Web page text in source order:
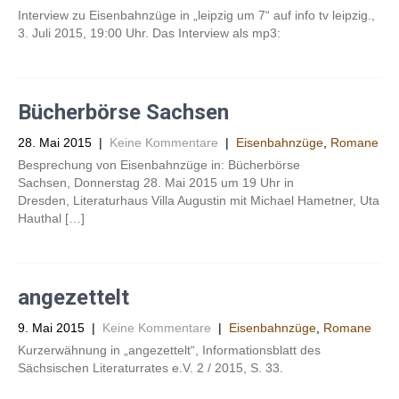
Interview zu Eisenbahnzüge in „leipzig um 7“ auf info tv leipzig.,
3. Juli 2015, 19:00 Uhr. Das Interview als mp3:
Bücherbörse Sachsen
28. Mai 2015 | Keine Kommentare | Eisenbahnzüge Romane
Besprechung von Eisenbahnzüge in: Bücherbörse
Sachsen, Donnerstag 28. Mai 2015 um 19 Uhr in
Dresden, Literaturhaus Villa Augustin mit Michael Hametner, Uta
Hauthal […]
angezettelt
9. Mai 2015 | Keine Kommentare | Eisenbahnzüge Romane
Kurzerwähnung in „angezettelt“, Informationsblatt des
Sächsischen Literaturrates e.V. 2 / 2015, S. 33.